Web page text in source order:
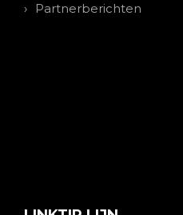
Partnerberichten